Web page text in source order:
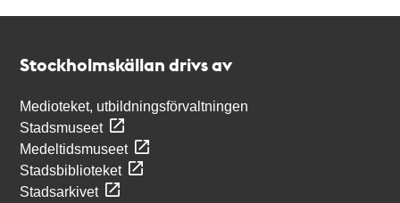
Stockholmskällan drivs av
Medioteket, utbildningsförvaltningen
Stadsmuseet
Medeltidsmuseet
Stadsbiblioteket
Stadsarkivet